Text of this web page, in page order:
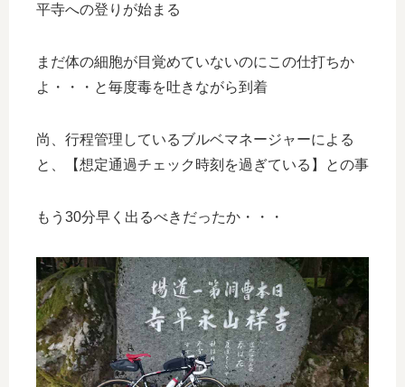
平寺への登りが始まる
まだ体の細胞が目覚めていないのにこの仕打ちか
よ・・・と毎度毒を吐きながら到着
尚、行程管理しているブルベマネージャーによる
と、【想定通過チェック時刻を過ぎている】との事
もう30分早く出るべきだったか・・・